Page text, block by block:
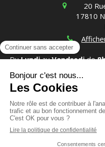
20
17810
DuLundiauVendredide